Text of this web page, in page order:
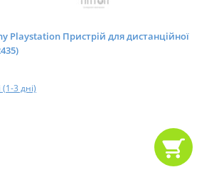
Playstation Пристрій для дистанційної
(1-3 дні)